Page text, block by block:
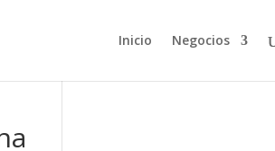
Inicio Negocios